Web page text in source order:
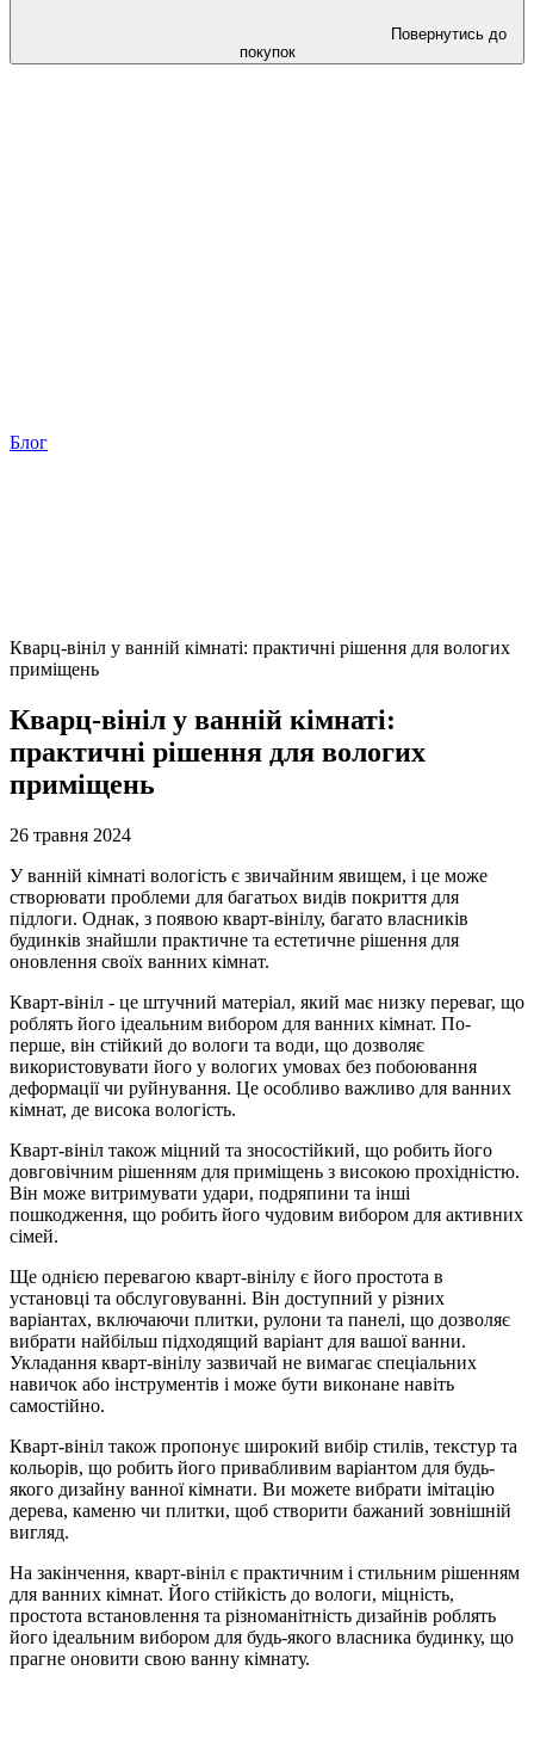
Повернутись до
покупок
Блог
Кварц-вініл у ванній кімнаті: практичні рішення для вологих
приміщень
Кварц-вініл у ванній кімнаті:
практичні рішення для вологих
приміщень
26 травня 2024
У ванній кімнаті вологість є звичайним явищем, і це може
створювати проблеми для багатьох видів покриття для
підлоги. Однак, з появою кварт-вінілу, багато власників
будинків знайшли практичне та естетичне рішення для
оновлення своїх ванних кімнат.
Кварт-вініл - це штучний матеріал, який має низку переваг, що
роблять його ідеальним вибором для ванних кімнат. По-
перше, він стійкий до вологи та води, що дозволяє
використовувати його у вологих умовах без побоювання
деформації чи руйнування. Це особливо важливо для ванних
кімнат, де висока вологість.
Кварт-вініл також міцний та зносостійкий, що робить його
довговічним рішенням для приміщень з високою прохідністю.
Він може витримувати удари, подряпини та інші
пошкодження, що робить його чудовим вибором для активних
сімей.
Ще однією перевагою кварт-вінілу є його простота в
установці та обслуговуванні. Він доступний у різних
варіантах, включаючи плитки, рулони та панелі, що дозволяє
вибрати найбільш підходящий варіант для вашої ванни.
Укладання кварт-вінілу зазвичай не вимагає спеціальних
навичок або інструментів і може бути виконане навіть
самостійно.
Кварт-вініл також пропонує широкий вибір стилів, текстур та
кольорів, що робить його привабливим варіантом для будь-
якого дизайну ванної кімнати. Ви можете вибрати імітацію
дерева, каменю чи плитки, щоб створити бажаний зовнішній
вигляд.
На закінчення, кварт-вініл є практичним і стильним рішенням
для ванних кімнат. Його стійкість до вологи, міцність,
простота встановлення та різноманітність дизайнів роблять
його ідеальним вибором для будь-якого власника будинку, що
прагне оновити свою ванну кімнату.